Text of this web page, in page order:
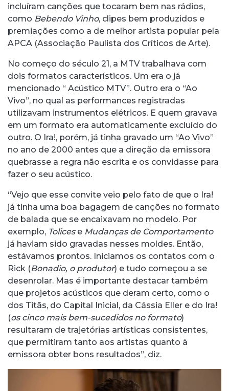
incluíram canções que tocaram bem nas rádios,
como Bebendo Vinho, clipes bem produzidos e
premiações como a de melhor artista popular pela
APCA (Associação Paulista dos Críticos de Arte).
No começo do século 21, a MTV trabalhava com
dois formatos característicos. Um era o já
mencionado “ Acústico MTV”. Outro era o “Ao
Vivo”, no qual as performances registradas
utilizavam instrumentos elétricos. E quem gravava
em um formato era automaticamente excluído do
outro. O Ira!, porém, já tinha gravado um “Ao Vivo”
no ano de 2000 antes que a direção da emissora
quebrasse a regra não escrita e os convidasse para
fazer o seu acústico.
“Vejo que esse convite veio pelo fato de que o Ira!
já tinha uma boa bagagem de canções no formato
de balada que se encaixavam no modelo. Por
exemplo, Tolicese Mudanças de Comportamento
já haviam sido gravadas nesses moldes. Então,
estávamos prontos. Iniciamos os contatos com o
Rick (Bonadio, o produtor) e tudo começou a se
desenrolar. Mas é importante destacar também
que projetos acústicos que deram certo, como o
dos Titãs, do Capital Inicial, da Cássia Eller e do Ira!
(os cinco mais bem-sucedidos no formato)
resultaram de trajetórias artísticas consistentes,
que permitiram tanto aos artistas quanto à
emissora obter bons resultados”, diz.